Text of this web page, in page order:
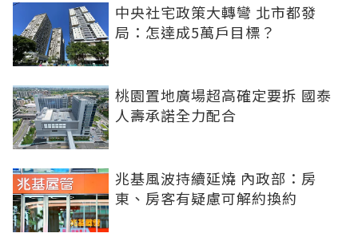
中央社宅政策大轉彎 北市都發
局：怎達成5萬戶目標？
桃園置地廣場超高確定要拆 國泰
人壽承諾全力配合
兆基風波持續延燒 內政部：房
東、房客有疑慮可解約換約